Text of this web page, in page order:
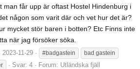
man får upp är oftast Hostel Hindenburg i
någon som varit där och vet hur det är?
mycket stör baren i botten? Etc Finns inte
när jag försöker söka.
2023-11-29 #badgastein
bad gastein
Svar: 4 Forum: Utländska fjäll